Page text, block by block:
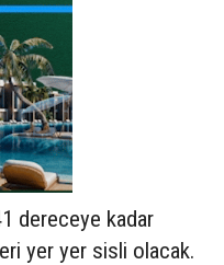
dereceye kadar
yer yer sisli olacak.